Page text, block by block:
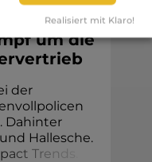
um die
der
Dahinter
Hallesche.
pact Trend
Realisiert mit Klaro!